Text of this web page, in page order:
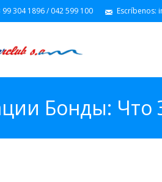
304 1896 / 042 599 100 Escríbenos:
Бонды: Что